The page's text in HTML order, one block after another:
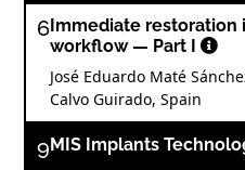
6 Immediate
workflow — Part I
José Eduardo Maté
Calvo Guirado, Spain
9 MIS Implants